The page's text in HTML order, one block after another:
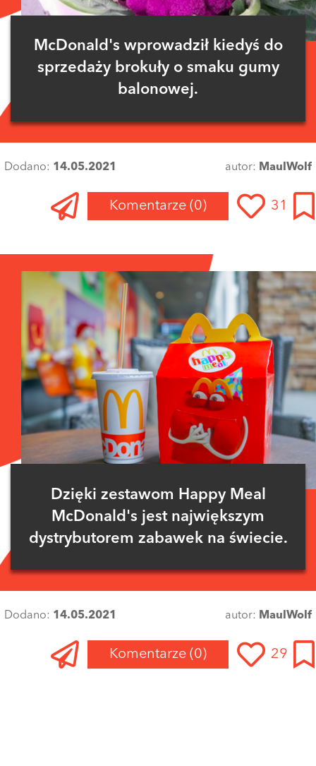
McDonald's wprowadził kiedyś do
sprzedaży brokuły o smaku gumy
balonowej.
Dodano: 14.05.2021 autor: MaulWolf
Komentarze (0) 31
Dzięki zestawom Happy Meal
McDonald's jest największym
dystrybutorem zabawek na świecie.
Dodano: 14.05.2021 autor: MaulWolf
Komentarze (0) 29